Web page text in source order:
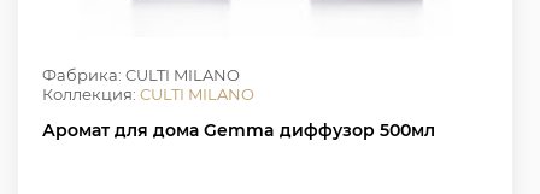
Фабрика: CULTI MILANO
Коллекция: CULTI MILANO
Аромат для дома Gemma диффузор 500мл